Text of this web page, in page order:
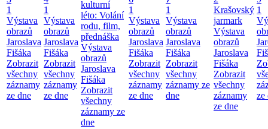
1
Výstava
obrazů
Jaroslava
Fišáka
Zobrazit
všechny
záznamy
ze dne
1
Výstava
obrazů
Jaroslava
Fišáka
Zobrazit
všechny
záznamy
ze dne
kulturní
léto: Volání
rodu, film,
přednáška
Výstava
obrazů
Jaroslava
Fišáka
Zobrazit
všechny
záznamy ze
dne
1
Výstava
obrazů
Jaroslava
Fišáka
Zobrazit
všechny
záznamy
ze dne
1
Výstava
obrazů
Jaroslava
Fišáka
Zobrazit
všechny
záznamy ze
dne
Krašovský
jarmark
Výstava
obrazů
Jaroslava
Fišáka
Zobrazit
všechny
záznamy
ze dne
1
ze